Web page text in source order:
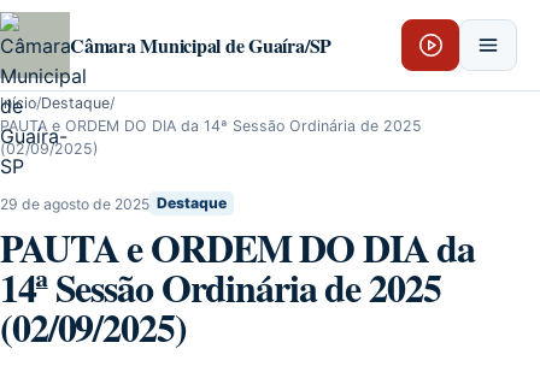
Pular para o conteúdo
Câmara Municipal de Guaíra/SP
Início/Destaque/
PAUTA e ORDEM DO DIA da 14ª Sessão Ordinária de 2025
(02/09/2025)
29 de agosto de 2025 Destaque
PAUTA e ORDEM DO DIA da
14ª Sessão Ordinária de 2025
(02/09/2025)